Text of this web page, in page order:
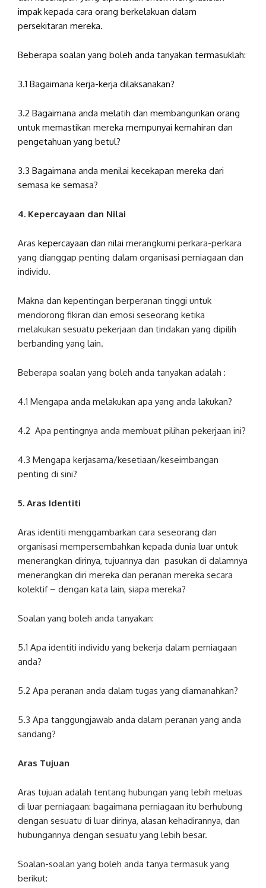
impak kepada cara orang berkelakuan dalam
persekitaran mereka.
Beberapa soalan yang boleh anda tanyakan termasuklah:
3.1 Bagaimana kerja-kerja dilaksanakan?
3.2 Bagaimana anda melatih dan membangunkan orang
untuk memastikan mereka mempunyai kemahiran dan
pengetahuan yang betul?
3.3 Bagaimana anda menilai kecekapan mereka dari
semasa ke semasa?
4. Kepercayaan dan Nilai
Aras kepercayaan dan nilai merangkumi perkara-perkara
yang dianggap penting dalam organisasi perniagaan dan
individu.
Makna dan kepentingan berperanan tinggi untuk
mendorong fikiran dan emosi seseorang ketika
melakukan sesuatu pekerjaan dan tindakan yang dipilih
berbanding yang lain.
Beberapa soalan yang boleh anda tanyakan adalah :
4.1 Mengapa anda melakukan apa yang anda lakukan?
4.2 Apa pentingnya anda membuat pilihan pekerjaan ini?
4.3 Mengapa kerjasama/kesetiaan/keseimbangan
penting di sini?
5. Aras Identiti
Aras identiti menggambarkan cara seseorang dan
organisasi mempersembahkan kepada dunia luar untuk
menerangkan dirinya, tujuannya dan pasukan di dalamnya
menerangkan diri mereka dan peranan mereka secara
kolektif – dengan kata lain, siapa mereka?
Soalan yang boleh anda tanyakan:
5.1 Apa identiti individu yang bekerja dalam perniagaan
anda?
5.2 Apa peranan anda dalam tugas yang diamanahkan?
5.3 Apa tanggungjawab anda dalam peranan yang anda
sandang?
Aras Tujuan
Aras tujuan adalah tentang hubungan yang lebih meluas
di luar perniagaan: bagaimana perniagaan itu berhubung
dengan sesuatu di luar dirinya, alasan kehadirannya, dan
hubungannya dengan sesuatu yang lebih besar.
Soalan-soalan yang boleh anda tanya termasuk yang
berikut: